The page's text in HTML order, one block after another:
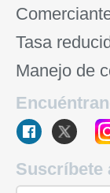
Tasa
Manejo de
Suscríbete